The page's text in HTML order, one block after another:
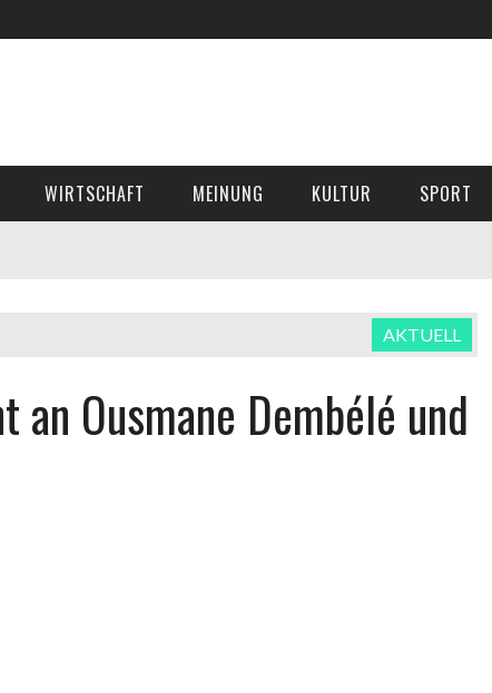
WIRTSCHAFT MEINUNG KULTUR SPORT
AKTUELL
an Ousmane Dembélé und